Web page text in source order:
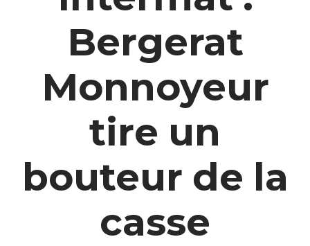
Bergerat
Monnoyeur
tire un
bouteur de la
casse